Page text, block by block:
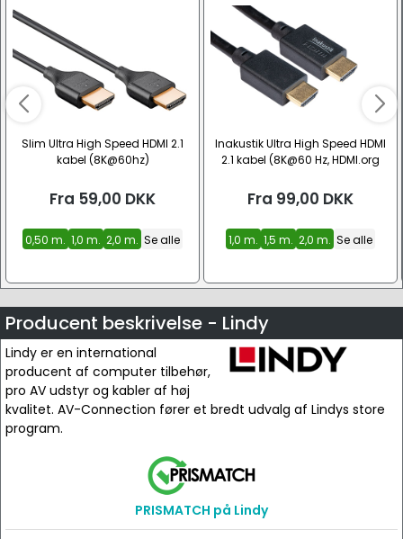
Slim Ultra High Speed HDMI 2.1
kabel (8K@60hz)
Fra 59,00 DKK
0,50 m. 1,0 m. 2,0 m. Se alle
Inakustik Ultra High Speed HDMI
2.1 kabel (8K@60 Hz, HDMI.org
Fra 99,00 DKK
1,0 m. 1,5 m. 2,0 m. Se alle
Producent beskrivelse - Lindy
Lindy er en international
producent af computer tilbehør,
pro AV udstyr og kabler af høj
kvalitet. AV-Connection fører et bredt udvalg af Lindys store
program.
PRISMATCH på Lindy